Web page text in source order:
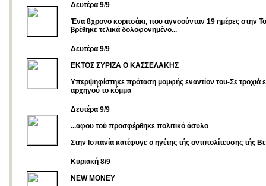
Δευτέρα 9/9
Ένα 8χρονο κοριτσάκι, που αγνοούνταν 19 ημέρες στην
βρέθηκε τελικά δολοφονημένο...
Δευτέρα 9/9
ΕΚΤΟΣ ΣΥΡΙΖΑ Ο ΚΑΣΣΕΛΑΚΗΣ
Υπερψηφίστηκε πρόταση μομφής εναντίον του-Σε τροχιά
αρχηγού το κόμμα
Δευτέρα 9/9
...αφου τού προσφέρθηκε πολιτικό άσυλο
Στην Ισπανία κατέφυγε ο ηγέτης τής αντιπολίτευσης τής
Kυριακή 8/9
NEW MONEY